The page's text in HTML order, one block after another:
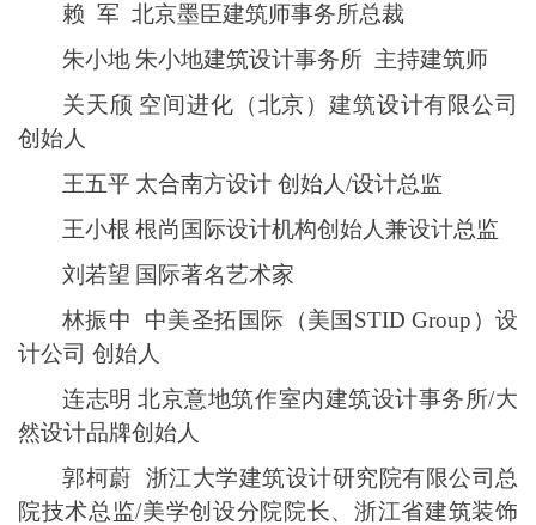
赖 军 北京墨臣建筑师事务所总裁
朱小地 朱小地建筑设计事务所 主持建筑师
关天颀 空间进化（北京）建筑设计有限公司
创始人
王五平 太合南方设计 创始人/设计总监
王小根 根尚国际设计机构创始人兼设计总监
刘若望 国际著名艺术家
林振中
中美圣拓国际（美国STID Group）设
计公司 创始人
连志明 北京意地筑作室内建筑设计事务所/大
然设计品牌创始人
郭柯蔚 浙江大学建筑设计研究院有限公司总
院技术总监/美学创设分院院长、浙江省建筑装饰